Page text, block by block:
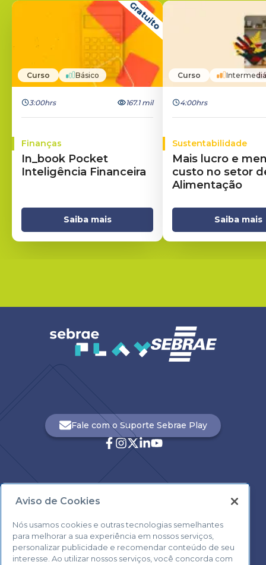
Gratuito
Curso Básico
3:00hrs 167.1 mil
Finanças
In_book Pocket
Inteligência Financeira
Saiba mais
Curso
4:00hrs
Sustentabilidade
Mais lucro e
custo no setor
Alimentação
Saiba mais
0800 570 0800
Fale com o Suporte Sebrae Play
Aviso de Cookies
Nós usamos cookies e outras tecnologias semelhantes
para melhorar a sua experiência em nossos serviços,
personalizar publicidade e recomendar conteúdo de seu
interesse. Ao utilizar nossos serviços, você concorda com